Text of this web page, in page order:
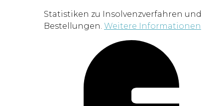
Statistiken zu Insolvenzverfahren und
Bestellungen. Weitere Informationen